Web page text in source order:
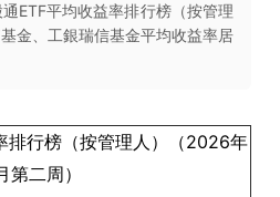
ETF平均收益率排行榜（按管理
金、工銀瑞信基金平均收益率居
排行榜（按管理人）（2026年
第二周）